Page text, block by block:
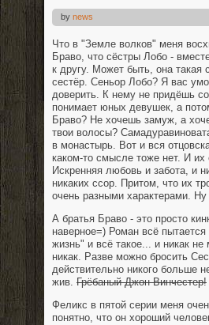
by news
Что в "Земле волков" меня
Браво, что сёстры Лобо -
к другу. Может быть, она такая
сестёр. Сеньор Лобо? Я вас
доверить. К нему не придёшь
понимает юных девушек, а
Браво? Не хочешь замуж, а
твои волосы?
в монастырь. Вот и вся
каком-то смысле тоже нет. И
Искренняя любовь и забота, и
никаких ссор. Притом, что их
очень разными характерами.
А братья Браво - это просто
наверное=) Роман всё
жизнь" и всё такое... и никак
никак. Разве можно бросить
действительно никого больше
жив. Грёбаный Джон Винчестер!
Феликс в пятой серии меня
понятно, что он хороший